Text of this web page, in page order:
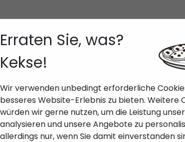
Erraten Sie, was?
Kekse!
Wir verwenden unbedingt erforderliche
besseres Website-Erlebnis zu bieten. Weitere
würden wir gerne nutzen, um die Leistung
analysieren und unsere Angebote zu
allerdings nur, wenn Sie damit einverstanden